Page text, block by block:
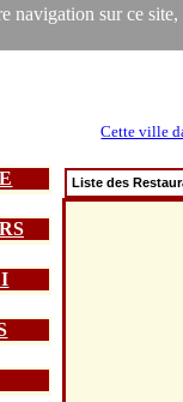
navigation sur ce
Cette ville
Liste des